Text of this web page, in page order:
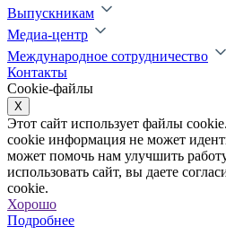
Выпускникам
Медиа-центр
Международное сотрудничество
Контакты
Cookie-файлы
X
Этот сайт использует файлы
cookie информация не может
может помочь нам улучшить
использовать сайт, вы даете
cookie.
Хорошо
Подробнее